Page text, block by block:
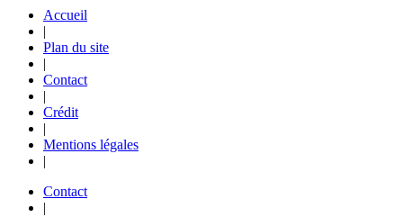
Accueil
|
Plan du site
|
Contact
|
Crédit
|
Mentions légales
|
Contact
|